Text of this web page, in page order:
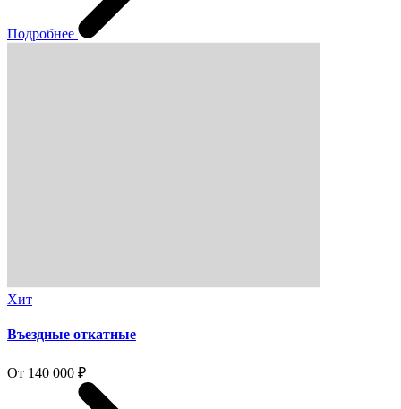
Подробнее
Хит
Въездные откатные
От 140 000 ₽